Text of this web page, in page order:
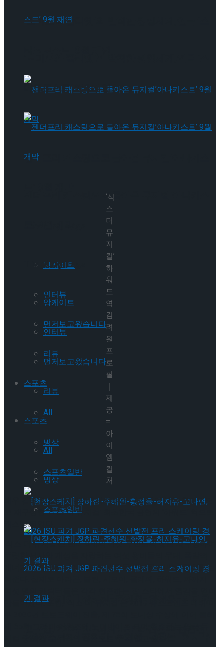
‘로미오와 줄리엣’의 발칙한 평행세계,연극 ‘스
젠더프리 캐스팅으로 돌아온 뮤지컬’아나키스
앙케이트
인터뷰
먼저보고왔습니다
리뷰
스포츠
All
빙상
스포츠일반
[현장스케치] 장하린-주혜원-황정율-허지유-
타크로스드’ 9월 재연
젠더프리 캐스팅으로 돌아온 뮤지컬’아나키스
Trending Tags
앙케이트
인터뷰
먼저보고왔습니다
리뷰
스포츠
All
빙상
스포츠일반
‘식
스
더
뮤
지
컬’
하
워
드
역
김
려
원
프
로
필
｜
제
공
=
아
이
엠
컬
처
배우 김려원이 영국 헨리 8세의 여섯 부인들의 삶을 현대적으
로 재구성한 ‘식스 더 뮤지컬’ 최초한국 공연의 ‘하워드’ 역으로
캐스팅 되었다.
‘식스 더 뮤지컬’은 헨리 8세의 여섯 부인들의 삶을 재구성하여
뚜렷한 서사와 개성을 자랑하는 여섯 왕비들의 무대, 폭발적
에너지를 자랑하는 여섯 명의 배우들이 만들어내는 무대를 보
만들어졌다. 또한, ‘식스 더 뮤지컬’은 2019 웨스트엔드 데뷔 이